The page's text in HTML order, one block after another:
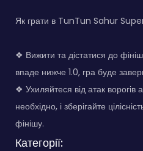
Як грати в TunTun Sahur
❖ Вижити та дістатися до
впаде нижче 1.0, гра буде
❖ Ухиляйтеся від атак ворогів
необхідно, і зберігайте
фінішу.
Категорії: